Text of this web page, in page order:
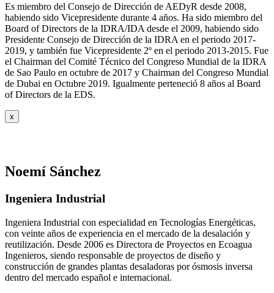
Es miembro del Consejo de Dirección de AEDyR desde 2008,
habiendo sido Vicepresidente durante 4 años. Ha sido miembro del
Board of Directors de la IDRA/IDA desde el 2009, habiendo sido
Presidente Consejo de Dirección de la IDRA en el periodo 2017-
2019, y también fue Vicepresidente 2º en el periodo 2013-2015. Fue
el Chairman del Comité Técnico del Congreso Mundial de la IDRA
de Sao Paulo en octubre de 2017 y Chairman del Congreso Mundial
de Dubai en Octubre 2019. Igualmente perteneció 8 años al Board
of Directors de la EDS.
x
Noemí Sánchez
Ingeniera Industrial
Ingeniera Industrial con especialidad en Tecnologías Energéticas,
con veinte años de experiencia en el mercado de la desalación y
reutilización. Desde 2006 es Directora de Proyectos en Ecoagua
Ingenieros, siendo responsable de proyectos de diseño y
construcción de grandes plantas desaladoras por ósmosis inversa
dentro del mercado español e internacional.